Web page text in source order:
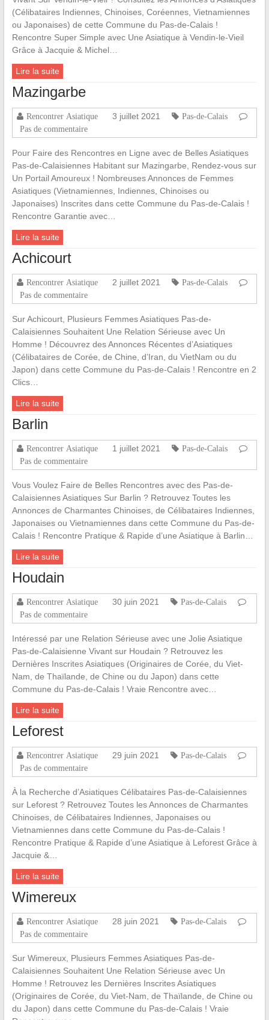
(Célibataires Indiennes, Chinoises, Coréennes, Vietnamiennes
ou Japonaises) de cette Commune du Pas-de-Calais !
Rencontre Super Simple avec Une Asiatique à Vendin-le-Vieil
Grâce à Jacquie & Michel…
Lire la suite
Mazingarbe
Rencontrer Asiatique 3 juillet 2021
Pas-de-Calais
Pas de commentaire
Pour Faire des Rencontres en Ligne avec de Belles Asiatiques
Pas-de-Calaisiennes Habitant sur Mazingarbe, Rendez-vous sur
Un Portail Amoureux ! Nombreuses Annonces de Femmes
Asiatiques (Vietnamiennes, Indiennes, Chinoises ou
Japonaises) Inscrites dans cette Commune du Pas-de-Calais !
Rencontre Garantie avec…
Lire la suite
Achicourt
Rencontrer Asiatique 2 juillet 2021
Pas-de-Calais
Pas de commentaire
Sur Achicourt, Plusieurs Femmes Asiatiques Pas-de-
Calaisiennes Souhaitent Une Relation Sérieuse avec Un
Homme ! Découvrez des Annonces Récentes d’Asiatiques
(Célibataires de Corée, de Chine, d’Iran, du VietNam ou du
Japon) dans cette Commune du Pas-de-Calais ! Rencontre en 2
Clics…
Lire la suite
Barlin
Rencontrer Asiatique 1 juillet 2021
Pas-de-Calais
Pas de commentaire
Vous Voulez Faire de Belles Rencontres avec des Pas-de-
Calaisiennes Asiatiques Sur Barlin ? Retrouvez Toutes les
Annonces de Charmantes Chinoises, de Célibataires Indiennes,
Japonaises ou Vietnamiennes dans cette Commune du Pas-de-
Calais ! Rencontre Pratique & Rapide d’une Asiatique à Barlin…
Lire la suite
Houdain
Rencontrer Asiatique 30 juin 2021
Pas-de-Calais
Pas de commentaire
Intéressé par une Relation Sérieuse avec une Jolie Asiatique
Pas-de-Calaisienne Vivant sur Houdain ? Retrouvez les
Dernières Inscrites Asiatiques (Originaires de Corée, du Viet-
Nam, de Thaïlande, de Chine ou du Japon) dans cette
Commune du Pas-de-Calais ! Vraie Rencontre avec…
Lire la suite
Leforest
Rencontrer Asiatique 29 juin 2021
Pas-de-Calais
Pas de commentaire
À la Recherche d’Asiatiques Célibataires Pas-de-Calaisiennes
sur Leforest ? Retrouvez Toutes les Annonces de Charmantes
Chinoises, de Célibataires Indiennes, Japonaises ou
Vietnamiennes dans cette Commune du Pas-de-Calais !
Rencontre Pratique & Rapide d’une Asiatique à Leforest Grâce à
Jacquie &…
Lire la suite
Wimereux
Rencontrer Asiatique 28 juin 2021
Pas-de-Calais
Pas de commentaire
Sur Wimereux, Plusieurs Femmes Asiatiques Pas-de-
Calaisiennes Souhaitent Une Relation Sérieuse avec Un
Homme ! Retrouvez les Dernières Inscrites Asiatiques
(Originaires de Corée, du Viet-Nam, de Thaïlande, de Chine ou
du Japon) dans cette Commune du Pas-de-Calais ! Vraie